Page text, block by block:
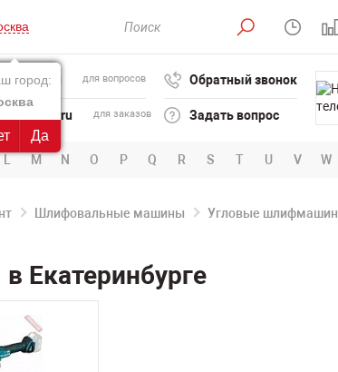
город:
Да
для вопросов
для заказов
Обратный звонок
Задать вопрос
L M N O P Q R S T U V W
Шлифовальные машины Угловые
Екатеринбурге